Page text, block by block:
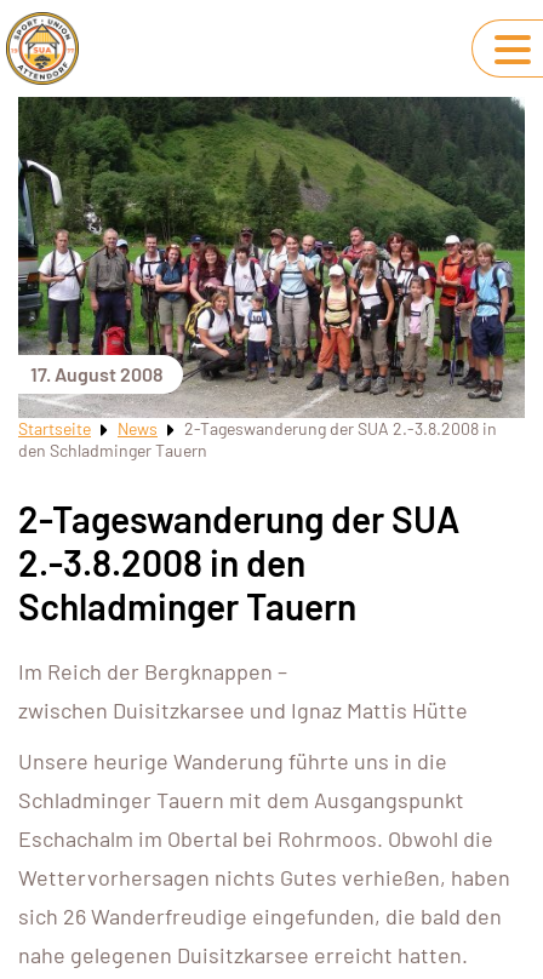
17. August 2008
Startseite News
2-Tageswanderung der SUA 2.-3.8.2008 in
den Schladminger Tauern
2-Tageswanderung der SUA
2.-3.8.2008 in den
Schladminger Tauern
Im Reich der Bergknappen –
zwischen Duisitzkarsee und Ignaz Mattis Hütte
Unsere heurige Wanderung führte uns in die
Schladminger Tauern mit dem Ausgangspunkt
Eschachalm im Obertal bei Rohrmoos. Obwohl die
Wettervorhersagen nichts Gutes verhießen, haben
sich 26 Wanderfreudige eingefunden, die bald den
nahe gelegenen Duisitzkarsee erreicht hatten.